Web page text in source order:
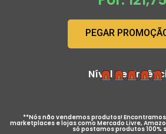
PEGAR
Nível de
**Nós não vendemos produtos!
marketplaces e lojas como Mercado Livre,
só postamos produtos 100%